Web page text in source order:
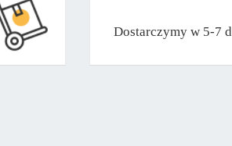
Dostarczymy w 5-7